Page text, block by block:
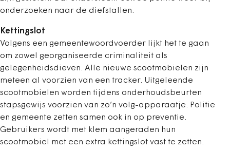
onderzoeken naar de diefstallen.
Kettingslot
Volgens een gemeentewoordvoerder lijkt het te gaan
om zowel georganiseerde criminaliteit als
gelegenheidsdieven. Alle nieuwe scootmobielen zijn
meteen al voorzien van een tracker. Uitgeleende
scootmobielen worden tijdens onderhoudsbeurten
stapsgewijs voorzien van zo’n volg-apparaatje. Politie
en gemeente zetten samen ook in op preventie.
Gebruikers wordt met klem aangeraden hun
scootmobiel met een extra kettingslot vast te zetten.